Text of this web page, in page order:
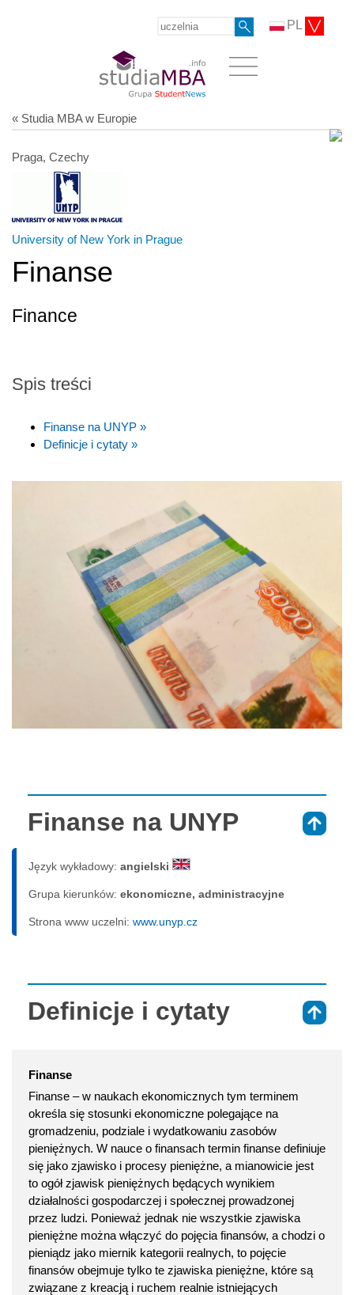
PL
« Studia MBA w Europie
Praga, Czechy
University of New York in Prague
Finanse
Finance
Spis treści
Finanse na UNYP »
Definicje i cytaty »
Finanse na UNYP
Język wykładowy: angielski
Grupa kierunków: ekonomiczne, administracyjne
Strona www uczelni: www.unyp.cz
Definicje i cytaty
Finanse
Finanse – w naukach ekonomicznych tym terminem
określa się stosunki ekonomiczne polegające na
gromadzeniu, podziale i wydatkowaniu zasobów
pieniężnych. W nauce o finansach termin finanse definiuje
się jako zjawisko i procesy pieniężne, a mianowicie jest
to ogół zjawisk pieniężnych będących wynikiem
działalności gospodarczej i społecznej prowadzonej
przez ludzi. Ponieważ jednak nie wszystkie zjawiska
pieniężne można włączyć do pojęcia finansów, a chodzi o
pieniądz jako miernik kategorii realnych, to pojęcie
finansów obejmuje tylko te zjawiska pieniężne, które są
związane z kreacją i ruchem realnie istniejących